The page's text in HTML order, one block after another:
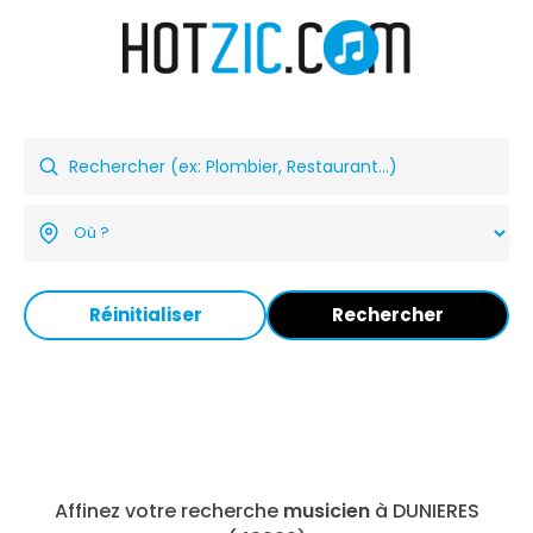
Réinitialiser Rechercher
Affinez votre recherche musicienà DUNIERES